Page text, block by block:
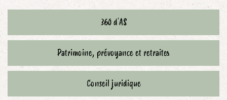
360 d'AS
Patrimoine, prévoyance et retraites
Conseil juridique